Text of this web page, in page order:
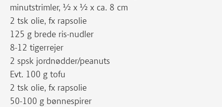
minutstrimler, ½ x ½ x ca. 8 cm
2 tsk olie, fx rapsolie
125 g brede ris-nudler
8-12 tigerrejer
2 spsk jordnødder/peanuts
Evt. 100 g tofu
2 tsk olie, fx rapsolie
50-100 g bønnespirer